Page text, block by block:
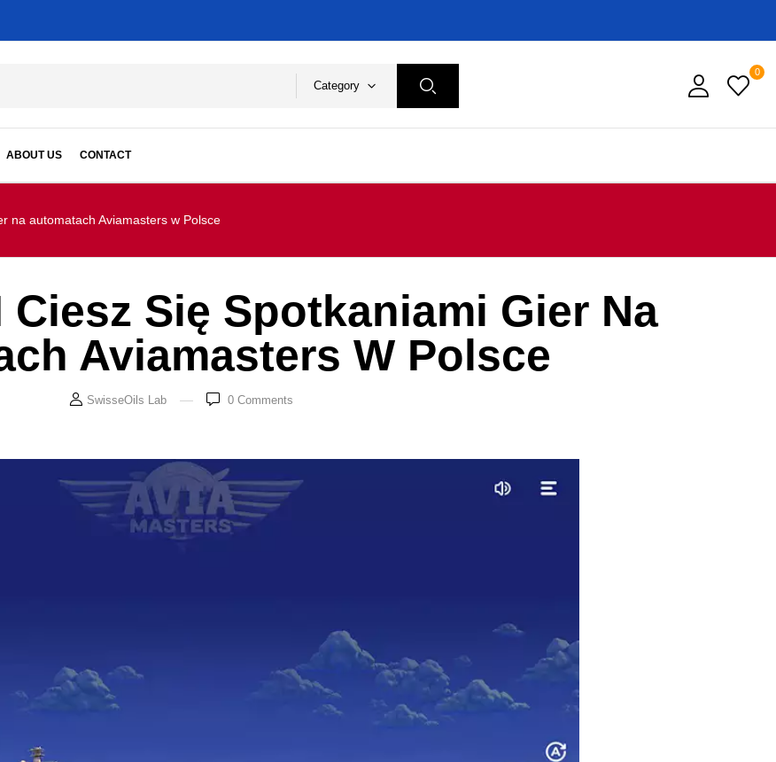
Category
0
ABOUT US CONTACT
na automatach Aviamasters w Polsce
Się Spotkaniami Gier Na
Aviamasters W Polsce
SwisseOils Lab 0Comments